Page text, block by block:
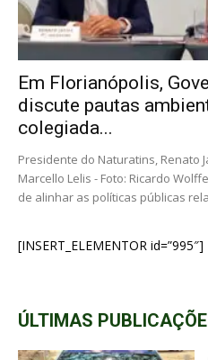
Em Florianópolis,
discute pautas
colegiada...
Presidente do Naturatins, Renato
Marcello Lelis - Foto: Ricardo
de alinhar as políticas públicas
[INSERT_ELEMENTOR id=”995″]
ÚLTIMAS